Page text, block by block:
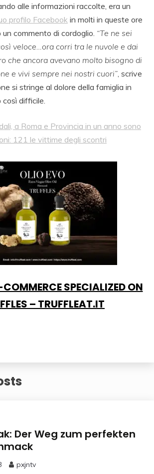
alle informazioni raccolte, era un
profilo Facebookin molti in queste ore
commento di cordoglio. “Te ne sei
veloce…ora corri tra le nuvole e dai
che ancora avevano molto bisogno di
e vivi sempre nei nostri cuori”, scrive
si stringe al dolore della famiglia in
difficile.
a Roma e Provincia in un anno sono
121 le vittime degli scontri
COMMERCE SPECIALIZED ON
– TRUFFLEAT.IT
Der Weg zum perfekten
pxjntv